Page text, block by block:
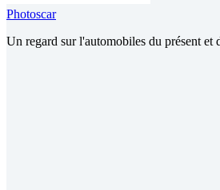
Photoscar
Un regard sur l'automobiles du présent et